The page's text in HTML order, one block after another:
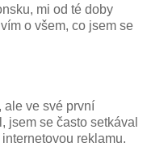
mi od té doby
o všem, co jsem se
ale ve své první
jsem se často setkával
reklamu.